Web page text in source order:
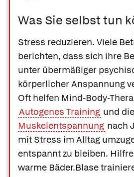
Was Sie selbst tun
Stress reduzieren. Viele
berichten, dass sich ihre
unter übermäßiger
körperlicher Anspannung
Oft helfen Mind-Body-
Autogenes Training und die
Muskelentspannung nach
mit Stress im Alltag
entspannt zu bleiben.
warme Bäder.Blase